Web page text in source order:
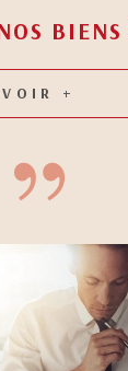
BIENS
VOIR +